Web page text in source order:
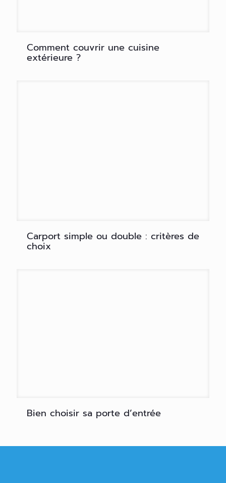
Comment couvrir une cuisine
extérieure ?
Carport simple ou double : critères de
choix
Bien choisir sa porte d’entrée